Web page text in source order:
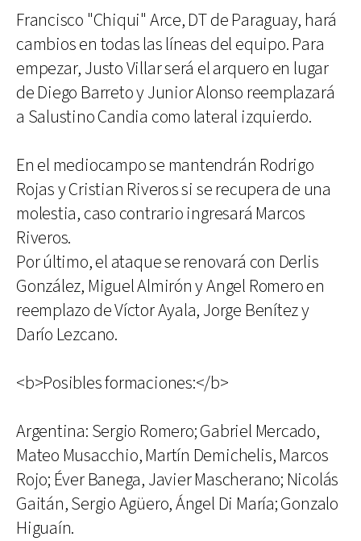
Francisco "Chiqui" Arce, DT de Paraguay, hará
cambios en todas las líneas del equipo. Para
empezar, Justo Villar será el arquero en lugar
de Diego Barreto y Junior Alonso reemplazará
a Salustino Candia como lateral izquierdo.
En el mediocampo se mantendrán Rodrigo
Rojas y Cristian Riveros si se recupera de una
molestia, caso contrario ingresará Marcos
Riveros.
Por último, el ataque se renovará con Derlis
González, Miguel Almirón y Angel Romero en
reemplazo de Víctor Ayala, Jorge Benítez y
Darío Lezcano.
<b>Posibles formaciones:</b>
Argentina: Sergio Romero; Gabriel Mercado,
Mateo Musacchio, Martín Demichelis, Marcos
Rojo; Éver Banega, Javier Mascherano; Nicolás
Gaitán, Sergio Agüero, Ángel Di María; Gonzalo
Higuaín.